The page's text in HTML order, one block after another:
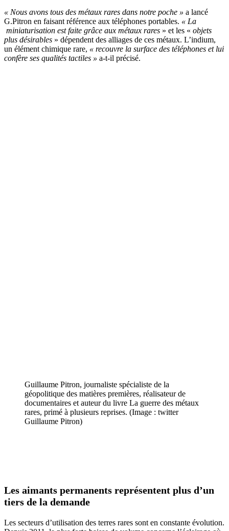
« Nous avons tous des métaux rares dans notre poche » a lancé
G.Pitron en faisant référence aux téléphones portables. « La
miniaturisation est faite grâce aux métaux rares » et les « objets
plus désirables » dépendent des alliages de ces métaux. L’indium,
un élément chimique rare, « recouvre la surface des téléphones et lui
confère ses qualités tactiles » a-t-il précisé.
Guillaume Pitron, journaliste spécialiste de la
géopolitique des matières premières, réalisateur de
documentaires et auteur du livre La guerre des métaux
rares, primé à plusieurs reprises. (Image : twitter
Guillaume Pitron)
Les aimants permanents représentent plus d’un
tiers de la demande
Les secteurs d’utilisation des terres rares sont en constante évolution.